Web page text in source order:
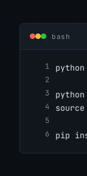
bash
pip